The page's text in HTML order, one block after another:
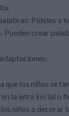
Pídeles a
Pueden crear
que los niños se
la letra inicial o
niños a decorar